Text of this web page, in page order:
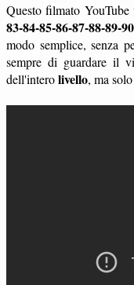
Questo filmato
83-84-85-86-87-88-89-90
modo semplice, senza
sempre di guardare il
dell'interolivello, ma